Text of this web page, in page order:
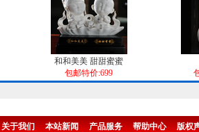
和和美美 甜甜蜜蜜
包邮特价:699
关于我们 本站新闻 产品服务 帮助中心 版权